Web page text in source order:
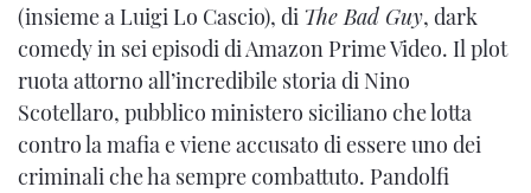
(insieme a Luigi Lo Cascio), di The Bad Guy, dark
comedy in sei episodi di Amazon Prime Video. Il plot
ruota attorno all’incredibile storia di Nino
Scotellaro, pubblico ministero siciliano che lotta
contro la mafia e viene accusato di essere uno dei
criminali che ha sempre combattuto. Pandolfi